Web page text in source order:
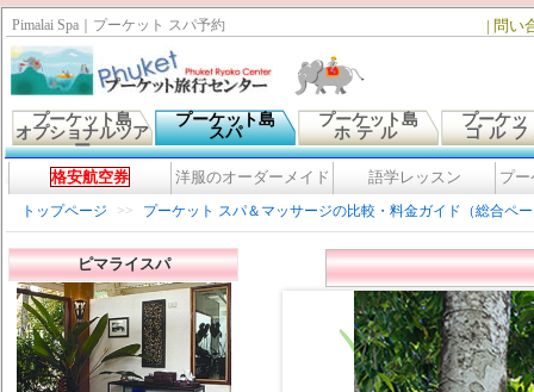
Pimalai Spa｜プーケット スパ予約 | 問い
プーケット島
オプショナルツア
ー
プーケット島
スパ
プーケット島
ホテル
プーケッ
ゴル
格安航空券 洋服のオーダーメイド 語学レッスン プ
トップページ >> プーケット スパ＆マッサージの比較・料金ガイド（総合ペ
ピマライスパ